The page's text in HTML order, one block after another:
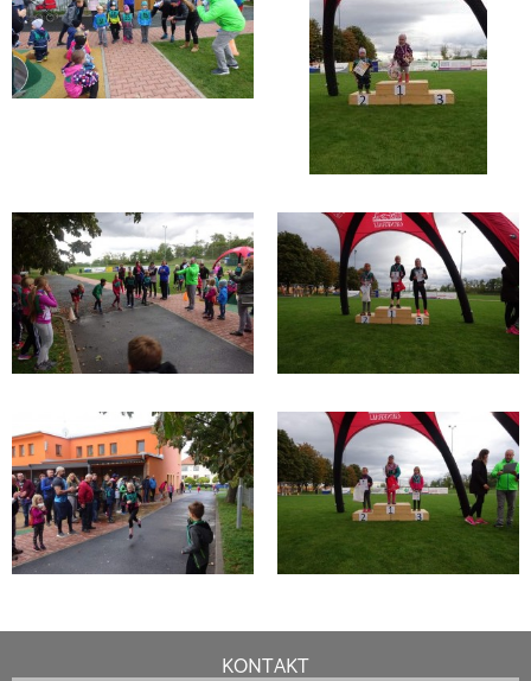
KONTAKT